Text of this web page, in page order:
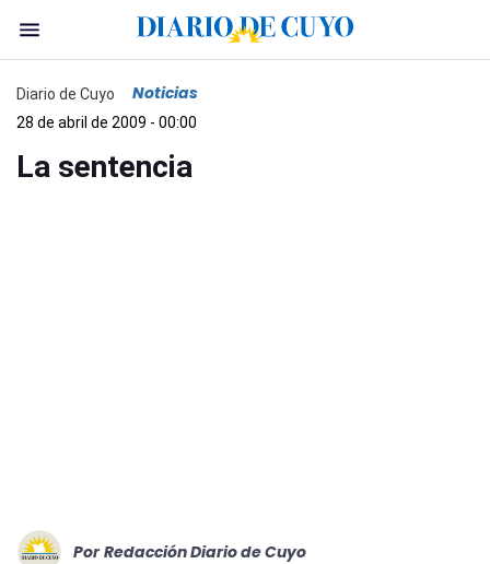
Diario de Cuyo Noticias
28 de abril de 2009 - 00:00
La sentencia
Por Redacción Diario de Cuyo